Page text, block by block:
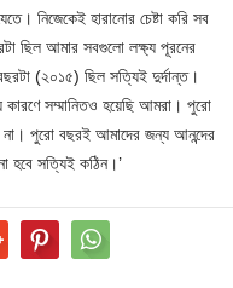
নিজেকেই হারানোর চেষ্টা করি সব
ছিল আমার সবগুলো লক্ষ্য পূরনের
(২০১৫) ছিল সত্যিই দুর্দান্ত।
সম্মানিতও হয়েছি আমরা। পুরো
না। পুরো বছরই আমাদের জন্য আনন্দের
হবে সত্যিই কঠিন।’